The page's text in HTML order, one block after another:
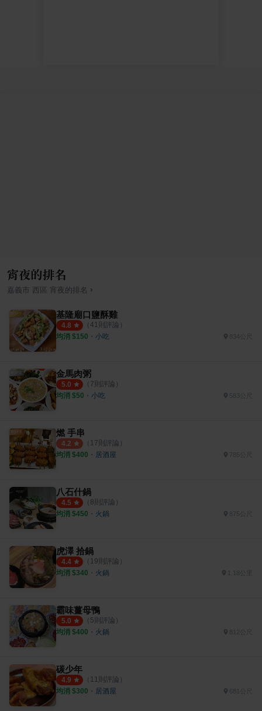
宵夜的排名
嘉義市 西區 宵夜 的排名 ›
基隆廟口鹽酥雞
4.8 （ 41 則評論）
均消 $150 ・ 小吃 834公尺
金馬肉粥
5.0 （ 7則評論）
均消 $50 ・ 小吃 583公尺
燃 手串
4.2 （ 17則評論）
均消 $400 ・ 居酒屋 785公尺
八石什鍋
4.5 （ 8則評論）
均消 $450 ・ 火鍋 875公尺
虎澤 拾鍋
4.4 （ 19則評論）
均消 $340 ・ 火鍋
霸味薑母鴨
5.0 （ 5則評論）
均消 $400 ・ 火鍋
碳少年
4.9 （ 11 則評論）
均消 $300 ・ 居酒屋